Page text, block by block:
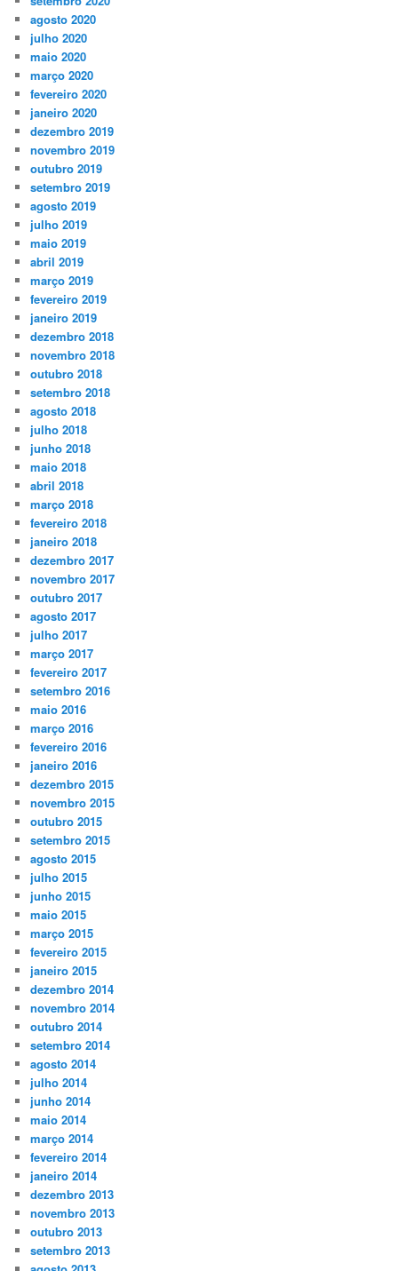
agosto 2020
julho 2020
maio 2020
março 2020
fevereiro 2020
janeiro 2020
dezembro 2019
novembro 2019
outubro 2019
setembro 2019
agosto 2019
julho 2019
maio 2019
abril 2019
março 2019
fevereiro 2019
janeiro 2019
dezembro 2018
novembro 2018
outubro 2018
setembro 2018
agosto 2018
julho 2018
junho 2018
maio 2018
abril 2018
março 2018
fevereiro 2018
janeiro 2018
dezembro 2017
novembro 2017
outubro 2017
agosto 2017
julho 2017
março 2017
fevereiro 2017
setembro 2016
maio 2016
março 2016
fevereiro 2016
janeiro 2016
dezembro 2015
novembro 2015
outubro 2015
setembro 2015
agosto 2015
julho 2015
junho 2015
maio 2015
março 2015
fevereiro 2015
janeiro 2015
dezembro 2014
novembro 2014
outubro 2014
setembro 2014
agosto 2014
julho 2014
junho 2014
maio 2014
março 2014
fevereiro 2014
janeiro 2014
dezembro 2013
novembro 2013
outubro 2013
setembro 2013